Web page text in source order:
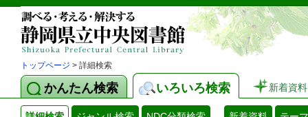
トップページ > 詳細検索
かんたん検索 いろいろ検索 新着資料